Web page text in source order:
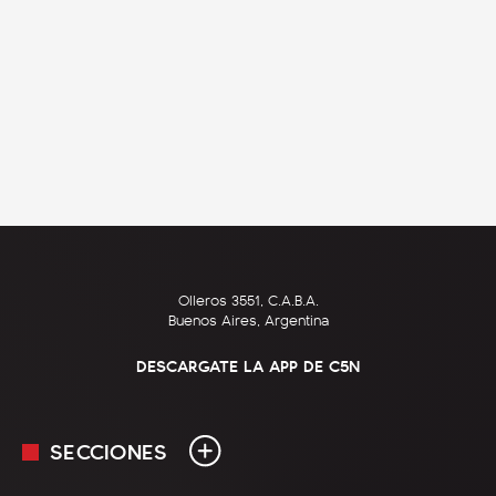
Olleros 3551, C.A.B.A.
Buenos Aires, Argentina
DESCARGATE LA APP DE C5N
SECCIONES